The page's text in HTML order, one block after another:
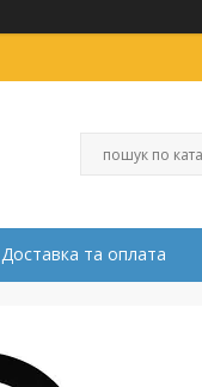
Доставка та оплата